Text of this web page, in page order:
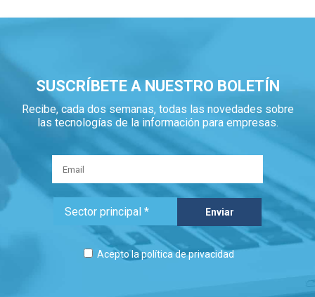
SUSCRÍBETE A NUESTRO BOLETÍN
Recibe, cada dos semanas, todas las novedades sobre
las tecnologías de la información para empresas.
Acepto lapolítica de privacidad